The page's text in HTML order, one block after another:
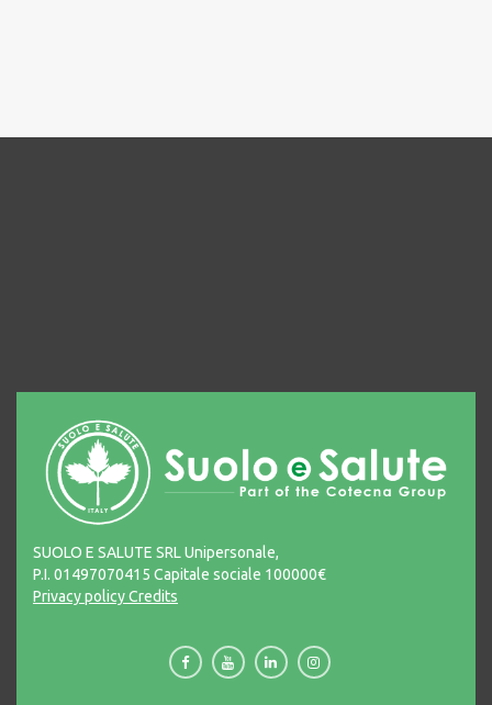
SUOLO E SALUTE SRL Unipersonale,
P.I. 01497070415 Capitale sociale 100000€
Privacy policyCredits